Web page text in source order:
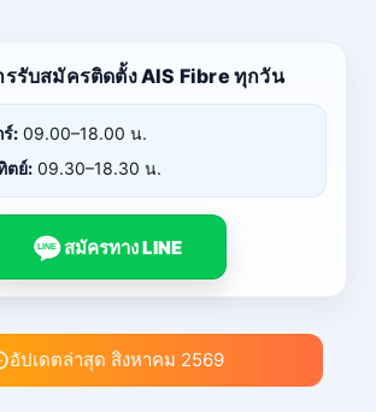
รรับสมัครติดตั้ง AIS Fibre ทุกวัน
: 09.00–18.00 น.
ตย์: 09.30–18.30 น.
LINE สมัครทาง LINE
อัปเดตล่าสุด สิงหาคม 2569